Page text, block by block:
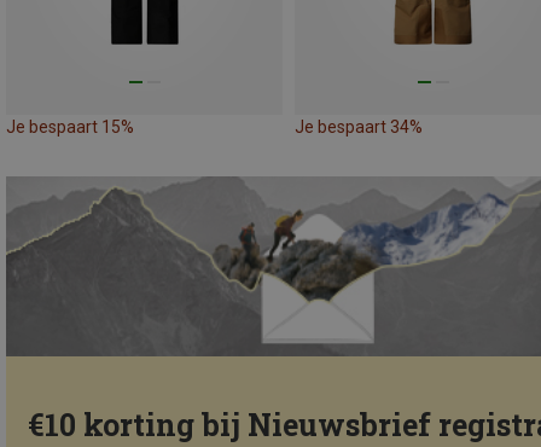
Je bespaart 15% Je bespaart 34%
€10 korting bij Nieuwsbrief